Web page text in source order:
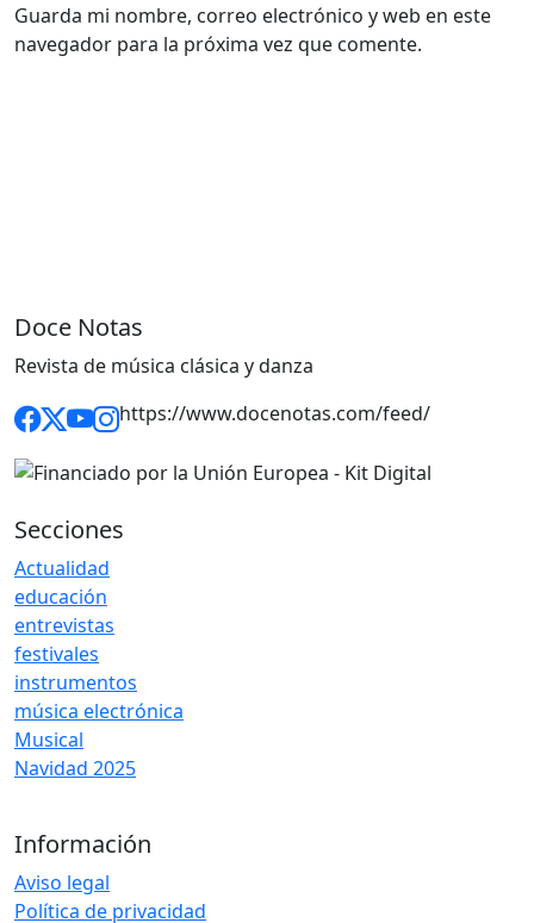
Guarda mi nombre, correo electrónico y web en este
navegador para la próxima vez que comente.
Doce Notas
Revista de música clásica y danza
https://www.docenotas.com/feed/
Secciones
Actualidad
educación
entrevistas
festivales
instrumentos
música electrónica
Musical
Navidad 2025
Información
Aviso legal
Política de privacidad